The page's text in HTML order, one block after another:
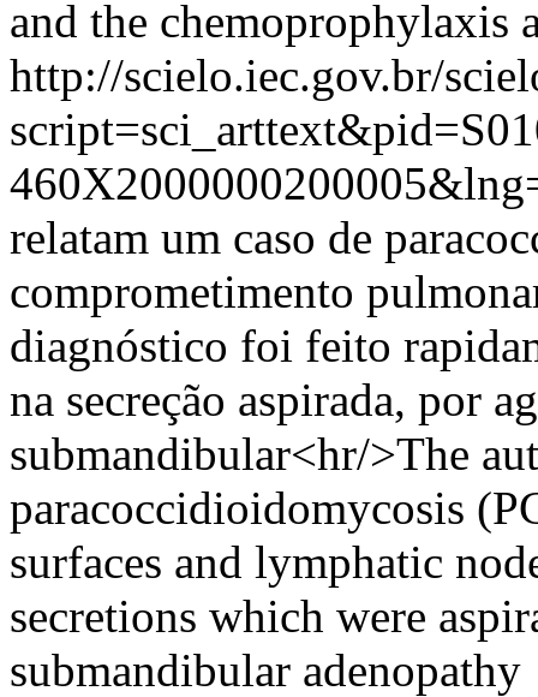
and the chemoprophylaxis
http://scielo.iec.gov.br/
relatam um caso de
comprometimento
diagnóstico foi feito
na secreção aspirada, por
submandibular<hr/>The
paracoccidioidomycosis
surfaces and lymphatic
secretions which were
submandibular adenopathy